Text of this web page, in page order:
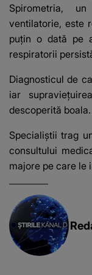
Spirometria,
ventilatorie, este
puțin o dată pe
respiratorii
Diagnosticul de
iar
descoperită boala.
Specialiștii trag
consultului
majore pe care le